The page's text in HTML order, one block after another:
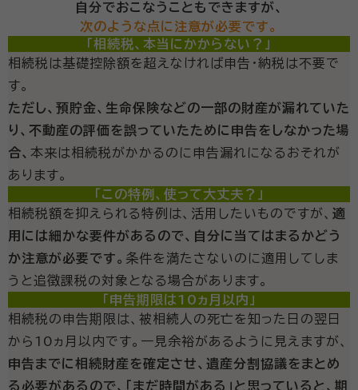
自分でおこなうこともできますが、
次のような点に注意が必要です。
「相続税、本当にかからない？」
相続税は基礎控除額を超えなければ申告・納税は不要で
す。
ただし、預貯金、生命保険などの一部の財産が漏れていた
り、不動産の評価を誤っていたために申告をしなかった場
合、 本来は相続税がかかるのに申告漏れになるおそれが
あります。
「この特例、使って大丈夫？」
相続税額を抑えられる特例は、活用したいものですが、 適
用には細かな要件があるので、自分に当てはまるかどう
か注意が必要です。 条件を満たさないのに適用してしま
うと追徴課税の対象となる場合があります。
「申告期限は10ヵ月以内」
相続税の申告期限は、被相続人の死亡を知った日の翌日
から10ヵ月以内です。一見余裕があるように見えますが、
申告までに相続財産を確定させ、遺産分割協議をまとめ
る必要があるので、「まだ時間がある」と思っていると、期